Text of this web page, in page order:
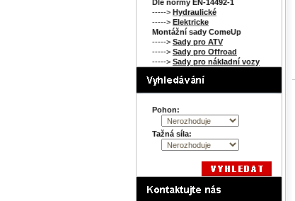
Dle normy EN-14492-1
-----> Hydraulické
-----> Elektricke
Montážní sady ComeUp
-----> Sady pro ATV
-----> Sady pro Offroad
-----> Sady pro nákladní vozy
Pohon:
Tažná síla: